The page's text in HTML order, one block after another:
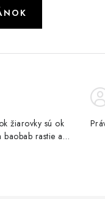
žiarovky sú ok
rastie a